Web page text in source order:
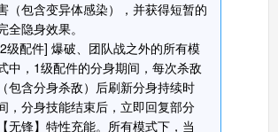
（包含变异体感染），并获得短暂的
全隐身效果。
级配件] 爆破、团队战之外的所有模
中，1级配件的分身期间，每次杀敌
（包含分身杀敌）后刷新分身持续时
，分身技能结束后，立即回复部分
【无锋】特性充能。所有模式下，当